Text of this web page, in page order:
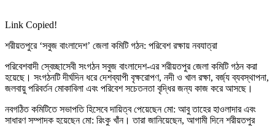
Link Copied!
শরীয়তপুরে ‘সবুজ বাংলাদেশ’ জেলা কমিটি গঠন: পরিবেশ রক্ষায় নবযাত্রা
পরিবেশবাদী স্বেচ্ছাসেবী সংগঠন সবুজ বাংলাদেশ-এর শরীয়তপুর জেলা কমিটি গঠন করা
হয়েছে। সংগঠনটি দীর্ঘদিন ধরে দেশব্যাপী বৃক্ষরোপণ, নদী ও খাল রক্ষা, বর্জ্য ব্যবস্থাপনা,
জলবায়ু পরিবর্তন মোকাবিলা এবং পরিবেশ সচেতনতা বৃদ্ধির জন্য কাজ করে আসছে।
নবগঠিত কমিটিতে সভাপতি হিসেবে দায়িত্ব পেয়েছেন মো: আবু তাহের হাওলাদার এবং
সাধারণ সম্পাদক হয়েছেন মো: রিংকু খাঁন। তারা জানিয়েছেন, আগামী দিনে শরীয়তপুর